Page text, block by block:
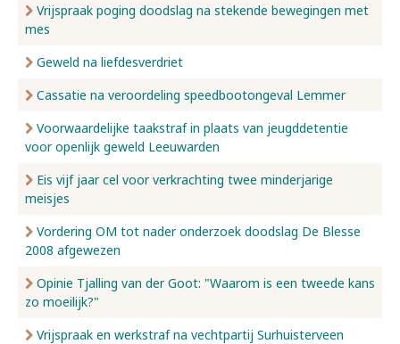
Vrijspraak poging doodslag na stekende bewegingen met
mes
Geweld na liefdesverdriet
Cassatie na veroordeling speedbootongeval Lemmer
Voorwaardelijke taakstraf in plaats van jeugddetentie
voor openlijk geweld Leeuwarden
Eis vijf jaar cel voor verkrachting twee minderjarige
meisjes
Vordering OM tot nader onderzoek doodslag De Blesse
2008 afgewezen
Opinie Tjalling van der Goot: "Waarom is een tweede kans
zo moeilijk?"
Vrijspraak en werkstraf na vechtpartij Surhuisterveen